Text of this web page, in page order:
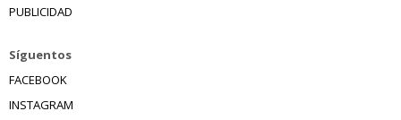
PUBLICIDAD
Síguentos
FACEBOOK
INSTAGRAM